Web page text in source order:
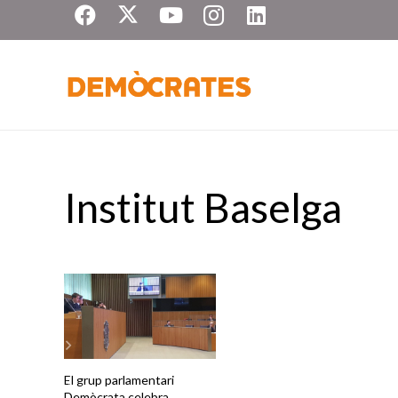
Institut Baselga
El grup parlamentari